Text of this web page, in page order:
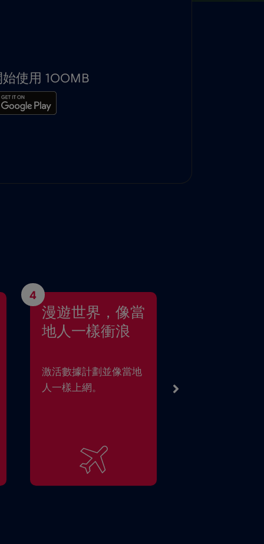
始使用 100MB
4
漫遊世界，像當
地人一樣衝浪
激活數據計劃並像當地
人一樣上網。